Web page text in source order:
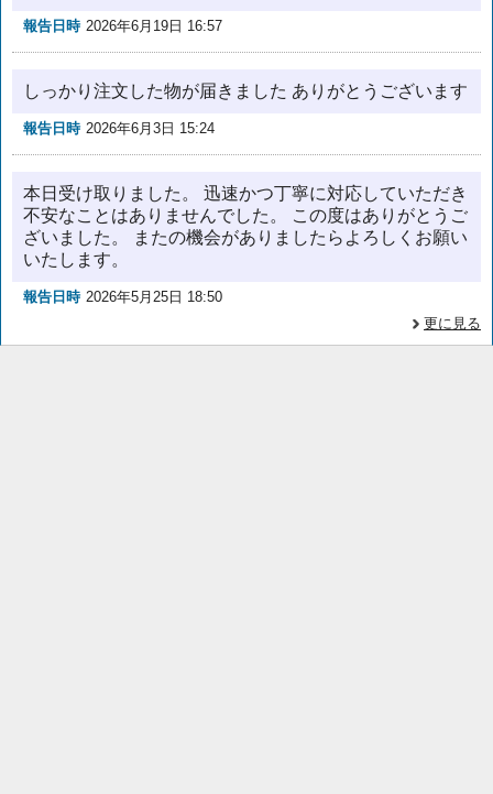
報告日時 2026年6月19日 16:57
しっかり注文した物が届きました ありがとうございます
報告日時 2026年6月3日 15:24
本日受け取りました。 迅速かつ丁寧に対応していただき
不安なことはありませんでした。 この度はありがとうご
ざいました。 またの機会がありましたらよろしくお願い
いたします。
報告日時 2026年5月25日 18:50
更に見る